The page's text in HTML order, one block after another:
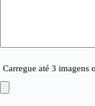
Carregue até 3 imagens